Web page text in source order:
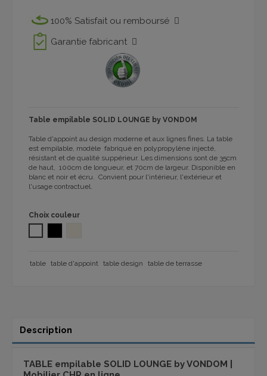
100% Satisfait ou remboursé
Garantie fabricant
Table empilable SOLID LOUNGE by VONDOM
Table d'appoint au design moderne et aux lignes fines. La table
est empilable, modèle fabriqué en polypropylène injecté,
résistant et de qualité suppérieur. Les dimensions sont de 35cm
de haut, 100cm de longueur, et 70cm de largeur. Disponible en
blanc et noir et écru. Convient pour l'intérieur, l'extérieur et
l'usage contractuel.
Choix couleur
table table d'appoint table design table de terrasse
Description
TABLE empilable SOLID LOUNGE by VONDOM